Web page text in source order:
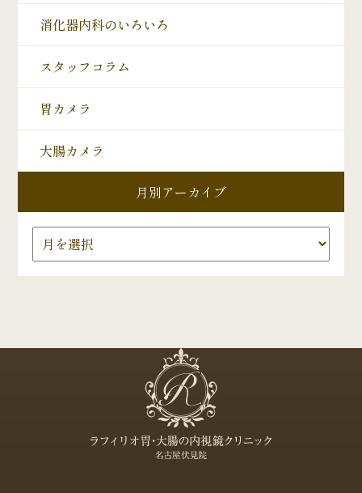
消化器内科のいろいろ
スタッフコラム
胃カメラ
大腸カメラ
月別アーカイブ